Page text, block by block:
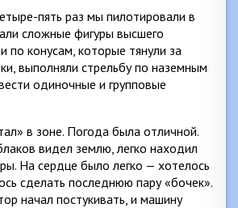
пять раз мы пилотировали в
сложные фигуры высшего
по конусам, которые тянули за
выполняли стрельбу по наземным
одиночные и групповые
в зоне. Погода была отличной.
видел землю, легко находил
На сердце было легко — хотелось
сделать последнюю пару «бочек».
начал постукивать, и машину